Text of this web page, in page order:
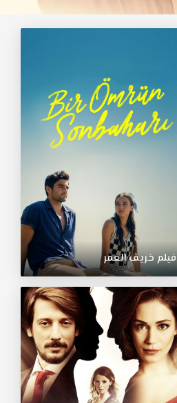
فيلم خريف العمر